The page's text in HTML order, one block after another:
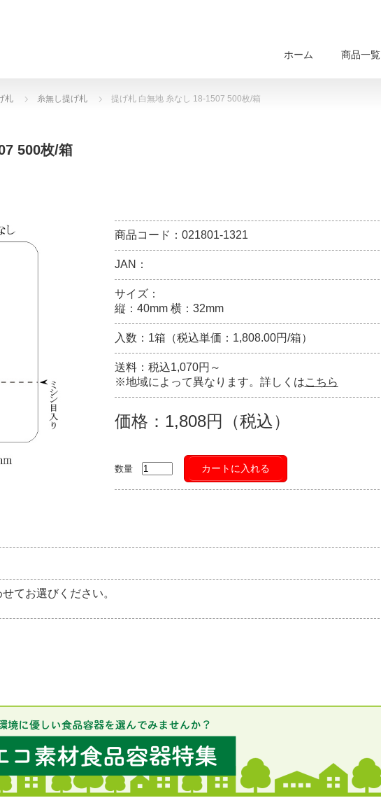
ホーム 商品一覧
札 糸無し提げ札 提げ札 白無地 糸なし 18-1507 500枚/箱
500枚/箱
商品コード：021801-1321
JAN：
サイズ：
縦：40mm 横：32mm
入数：1箱（税込単価：1,808.00円/箱）
送料：税込1,070円～
※地域によって異なります。詳しくはこちら
価格：1,808円（税込）
数量 カートに入れる
てお選びください。